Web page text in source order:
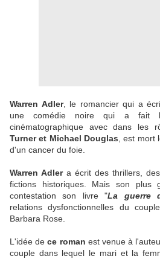
Warren Adler, le romancier qui a
une comédie noire qui a fait
cinématographique avec dans les
Turner et Michael Douglas , est
d'un cancer du foie.
Warren Adlera écrit des thrillers,
fictions historiques.
Mais son plus
contestation son livre "La guerre
relations dysfonctionnelles du
Barbara Rose.
L'idée dece roman est venue à
couple dans lequel le mari et la